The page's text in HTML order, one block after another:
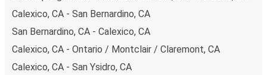
Calexico, CA - San Bernardino, CA
San Bernardino, CA - Calexico, CA
Calexico, CA - Ontario / Montclair / Claremont, CA
Calexico, CA - San Ysidro, CA